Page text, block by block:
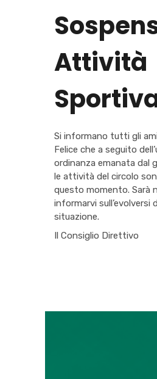
Attività
Si informano tutti gli
Felice che a seguito
ordinanza emanata dal
le attività del circolo
questo momento. Sarà
informarvi sull’evolversi
situazione.
Il Consiglio Direttivo